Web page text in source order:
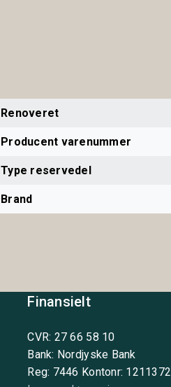
Renoveret
Producent varenummer
Type reservedel
Brand
Finansielt
CVR: 27 66 58 10
Bank: Nordjyske Bank
Reg: 7446 Kontonr: 1211372